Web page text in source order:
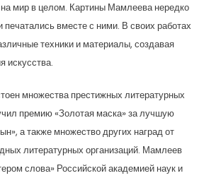
на мир в целом. Картины Мамлеева нередко
печатались вместе с ними. В своих работах
техники и материалы, создавая
искусства.
множества престижных литературных
премию «Золотая маска» за лучшую
а также множество других наград от
литературных организаций. Мамлеев
слова» Российской академией наук и